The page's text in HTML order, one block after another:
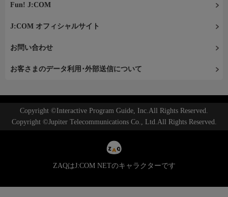
Fun! J:COM
J:COM オフィシャルサイト
お問い合わせ
お客さまのデータ利用･外部送信について
Copyright ©Interactive Program Guide, Inc.All Rights Reserved.
Copyright ©Jupiter Telecommunications Co., Ltd.All Rights Reserved.
ZAQはJ:COM NETのキャラクターです